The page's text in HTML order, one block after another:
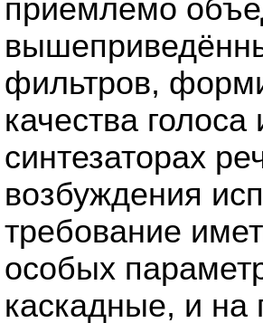
приемлемо
фильтров,
качества
синтезаторах
возбуждения
требование
особых
каскадные, и на